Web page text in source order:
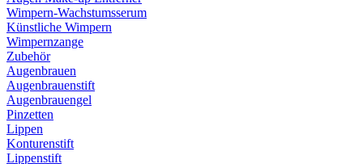
Wimpern-Wachstumsserum
Künstliche Wimpern
Wimpernzange
Zubehör
Augenbrauen
Augenbrauenstift
Augenbrauengel
Pinzetten
Lippen
Konturenstift
Lippenstift